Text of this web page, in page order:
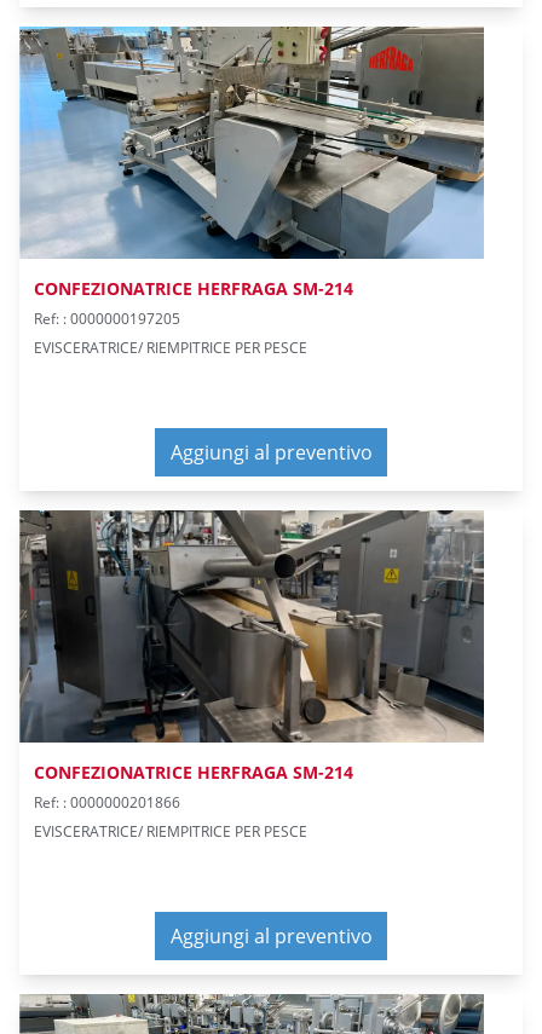
CONFEZIONATRICE HERFRAGA SM-214
Ref: : 0000000197205
EVISCERATRICE/ RIEMPITRICE PER PESCE
Aggiungi al preventivo
CONFEZIONATRICE HERFRAGA SM-214
Ref: : 0000000201866
EVISCERATRICE/ RIEMPITRICE PER PESCE
Aggiungi al preventivo